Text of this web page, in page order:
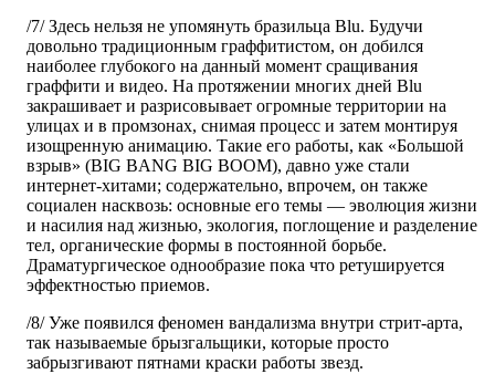
/7/ Здесь нельзя не упомянуть бразильца Blu. Будучи
довольно традиционным граффитистом, он добился
наиболее глубокого на данный момент сращивания
граффити и видео. На протяжении многих дней Blu
закрашивает и разрисовывает огромные территории на
улицах и в промзонах, снимая процесс и затем монтируя
изощренную анимацию. Такие его работы, как «Большой
взрыв» (BIG BANG BIG BOOM), давно уже стали
интернет-хитами; содержательно, впрочем, он также
социален насквозь: основные его темы — эволюция жизни
и насилия над жизнью, экология, поглощение и разделение
тел, органические формы в постоянной борьбе.
Драматургическое однообразие пока что ретушируется
эффектностью приемов.
/8/ Уже появился феномен вандализма внутри стрит-арта,
так называемые брызгальщики, которые просто
забрызгивают пятнами краски работы звезд.